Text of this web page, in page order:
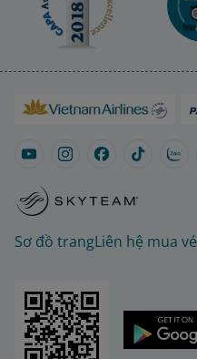
Sơ đồ trangLiên hệ mua vé